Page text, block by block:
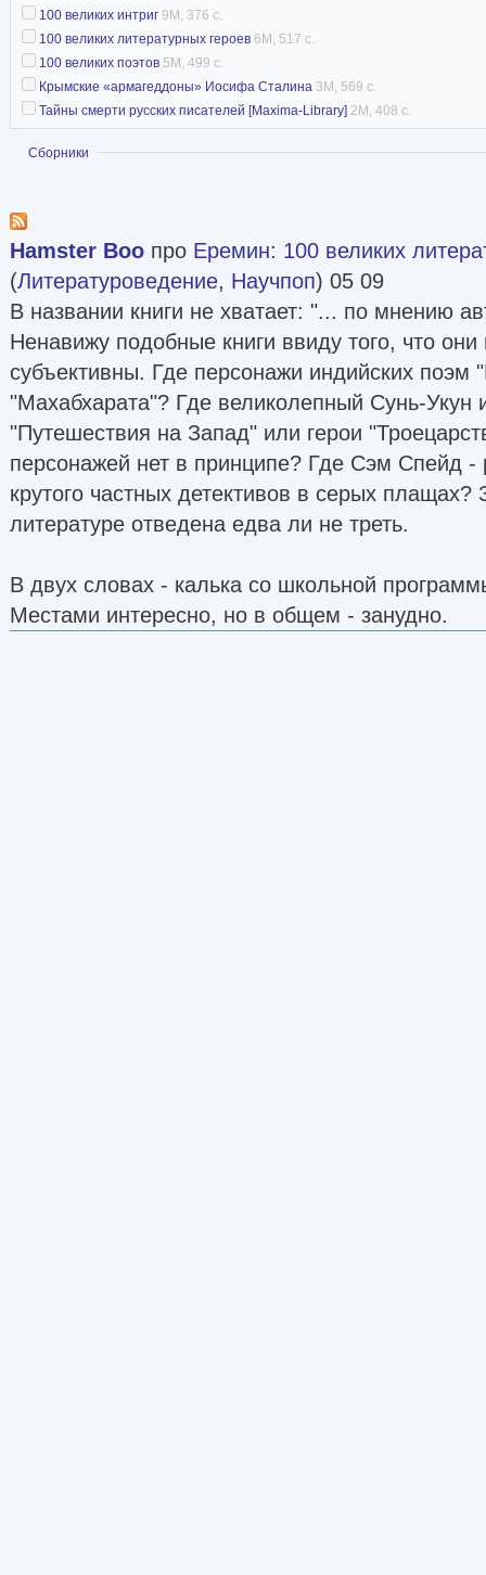
100 великих интриг 9M, 376 с.
100 великих литературных героев 6M, 517 с.
100 великих поэтов 5M, 499 с.
Крымские «армагеддоны» Иосифа Сталина 3M, 569 с.
Тайны смерти русских писателей [Maxima-Library] 2M, 408 с.
Показать
Сборники
Hamster Boo про Еремин: 100 великих
(Литературоведение, Научпоп) 05 09
В названии книги не хватает: "... по мнению
Ненавижу подобные книги ввиду того, что они
субъективны. Где персонажи индийских поэм
"Махабхарата"? Где великолепный Сунь-Укун
"Путешествия на Запад" или герои
персонажей нет в принципе? Где Сэм Спейд -
крутого частных детективов в серых плащах?
литературе отведена едва ли не треть.
В двух словах - калька со школьной
Местами интересно, но в общем - занудно.